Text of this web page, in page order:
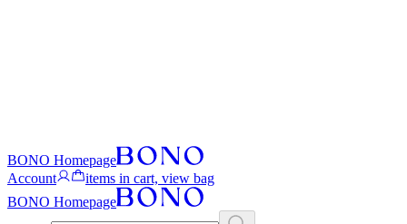
BONO Homepage
Account
items in cart, view bag
BONO Homepage